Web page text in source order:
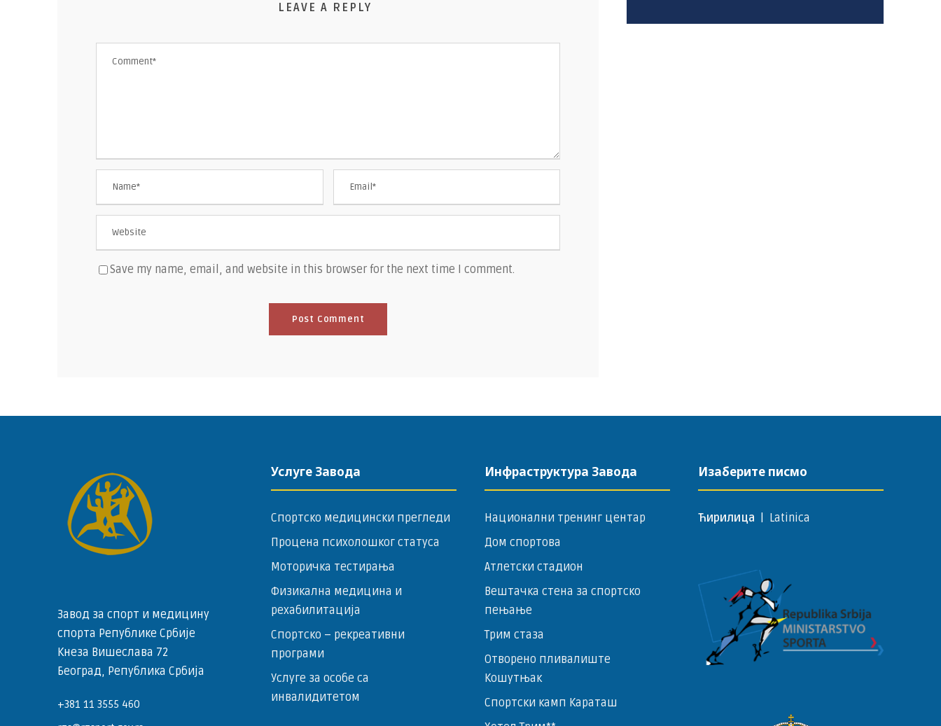
LEAVE A REPLY
Save my name, email, and website in this browser for the next time I comment.
Завод за спорт и медицину
спорта Републике Србије
Кнеза Вишеслава 72
Београд, Република Србија
+381 11 3555 460
Услуге Завода
Спортско медицински прегледи
Процена психолошког статуса
Моторичка тестирања
Физикална медицина и
рехабилитација
Спортско – ­рекреативни
програми
Услуге за особе са
инвалидитетом
Инфраструктура Завода
Национални тренинг центар
Дом спортова
Атлетски стадион
Вештачка стена за спортско
пењање
Трим стаза
Отворено пливалиште
Кошутњак
Спортски камп Караташ
Изаберите писмо
Ћирилица Latinica